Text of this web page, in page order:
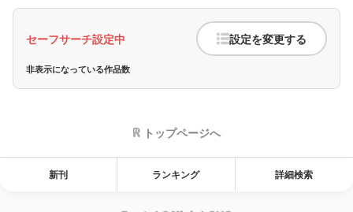
セーフサーチ設定中 設定を変更する
非表示になっている作品数
トップページへ
新刊 ランキング 詳細検索